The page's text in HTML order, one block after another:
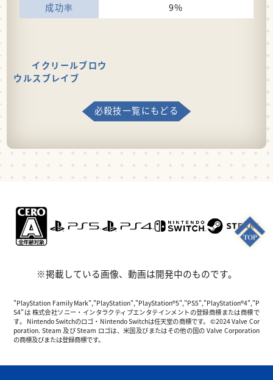
9%
イクリールブロウ
ウルスブレイブ
必殺技一覧にもどる
※掲載している画像、動画は開発中のものです。
"PlayStation Family Mark","PlayStation","PlayStation®5","PS5","PlayStation®4","P
S4"は 株式会社ソニー・インタラクティブエンタテインメントの登録商標または商標で
す。 Nintendo Switchのロゴ・Nintendo Switchは任天堂の商標です。 ©2024 Valve Cor
poration. Steam 及び Steam ロゴは、米国及びまたはその他の国の Valve Corporation
の商標及びまたは登録商標です。